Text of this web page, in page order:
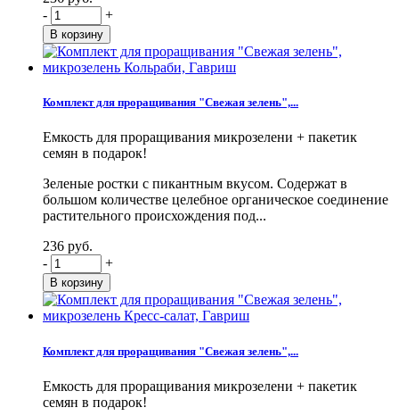
-
+
Комплект для проращивания "Свежая зелень",...
Емкость для проращивания микрозелени + пакетик
семян в подарок!
Зеленые ростки с пикантным вкусом. Содержат в
большом количестве целебное органическое соединение
растительного происхождения под...
236 руб.
-
+
Комплект для проращивания "Свежая зелень",...
Емкость для проращивания микрозелени + пакетик
семян в подарок!